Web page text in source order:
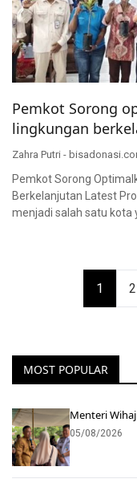
Pemkot Sorong
lingkungan
Zahra Putri -
Pemkot Sorong
Berkelanjutan Latest
menjadi salah satu kota
1 2
MOST POPULAR
Menteri
05/08/2026